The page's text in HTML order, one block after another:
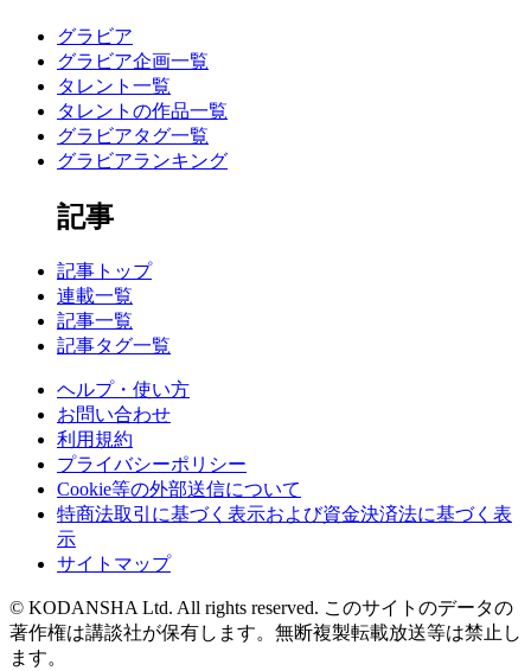
グラビア
グラビア企画一覧
タレント一覧
タレントの作品一覧
グラビアタグ一覧
グラビアランキング
記事
記事トップ
連載一覧
記事一覧
記事タグ一覧
ヘルプ・使い方
お問い合わせ
利用規約
プライバシーポリシー
Cookie等の外部送信について
特商法取引に基づく表示および資金決済法に基づく表
示
サイトマップ
© KODANSHA Ltd. All rights reserved. このサイトのデータの
著作権は講談社が保有します。無断複製転載放送等は禁止し
ます。